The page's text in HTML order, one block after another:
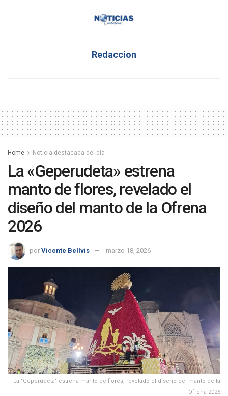
Redaccion
Home Noticia destacada del día
La «Geperudeta» estrena
manto de flores, revelado el
diseño del manto de la Ofrena
2026
por Vicente Bellvis marzo 18, 2026
La "Geperudeta" estrena manto de flores, revelado el diseño del manto de la
Ofrena 2026